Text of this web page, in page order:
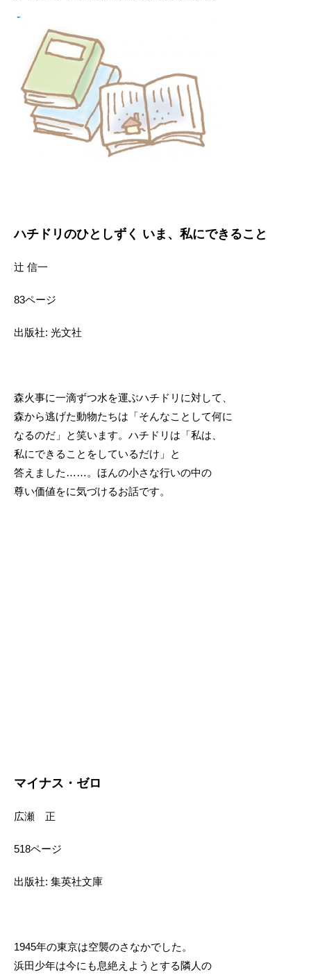
ハチドリのひとしずく いま、私にできること
辻 信一
83ページ
出版社: 光文社
森火事に一滴ずつ水を運ぶハチドリに対して、
森から逃げた動物たちは「そんなことして何に
なるのだ」と笑います。ハチドリは「私は、
私にできることをしているだけ」と
答えました……。ほんの小さな行いの中の
尊い価値をに気づけるお話です。
マイナス・ゼロ
広瀬 正
518ページ
出版社: 集英社文庫
1945年の東京は空襲のさなかでした。
浜田少年は今にも息絶えようとする隣人の